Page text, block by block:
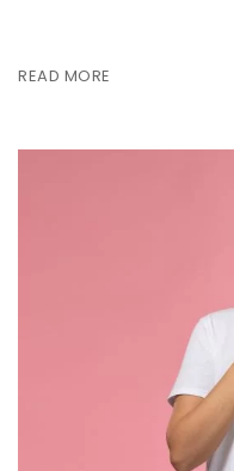
READ MORE